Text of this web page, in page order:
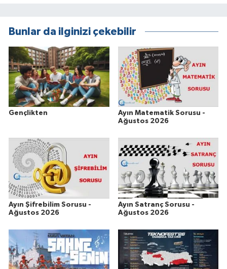
Bunlar da ilginizi çekebilir
Gençlikten
Ayın Matematik Sorusu -
Ağustos 2026
Ayın Şifrebilim Sorusu -
Ağustos 2026
Ayın Satranç Sorusu -
Ağustos 2026